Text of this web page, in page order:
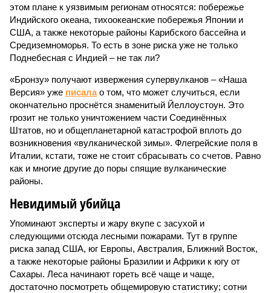
этом плане к уязвимым регионам относятся: побережье
Индийского океана, тихо­океанские побережья Японии и
США, а также некоторые районы Карибского бассейна и
Средиземноморья. То есть в зоне риска уже не только
Поднебесная с Индией – не так ли?
«Бронзу» получают извержения супервулканов – «Наша
Версия» уже писалао том, что может случиться, если
окончательно проснётся знаменитый Йеллоустоун. Это
грозит не только уничтожением части Соединённых
Штатов, но и общепланетарной катастрофой вплоть до
возникновения «вулканической зимы». Флегрейские поля в
Италии, кстати, тоже не стоит сбрасывать со счетов. Равно
как и многие другие до поры спящие вулканические
районы.
Невидимый убийца
Упоминают эксперты и жару вкупе с засухой и
следующими отсюда лесными пожарами. Тут в группе
риска запад США, юг Европы, Австралия, Ближний Восток,
а также некоторые районы Бразилии и Африки к югу от
Сахары. Леса начинают гореть всё чаще и чаще,
достаточно посмотреть общемировую статистику; сотни